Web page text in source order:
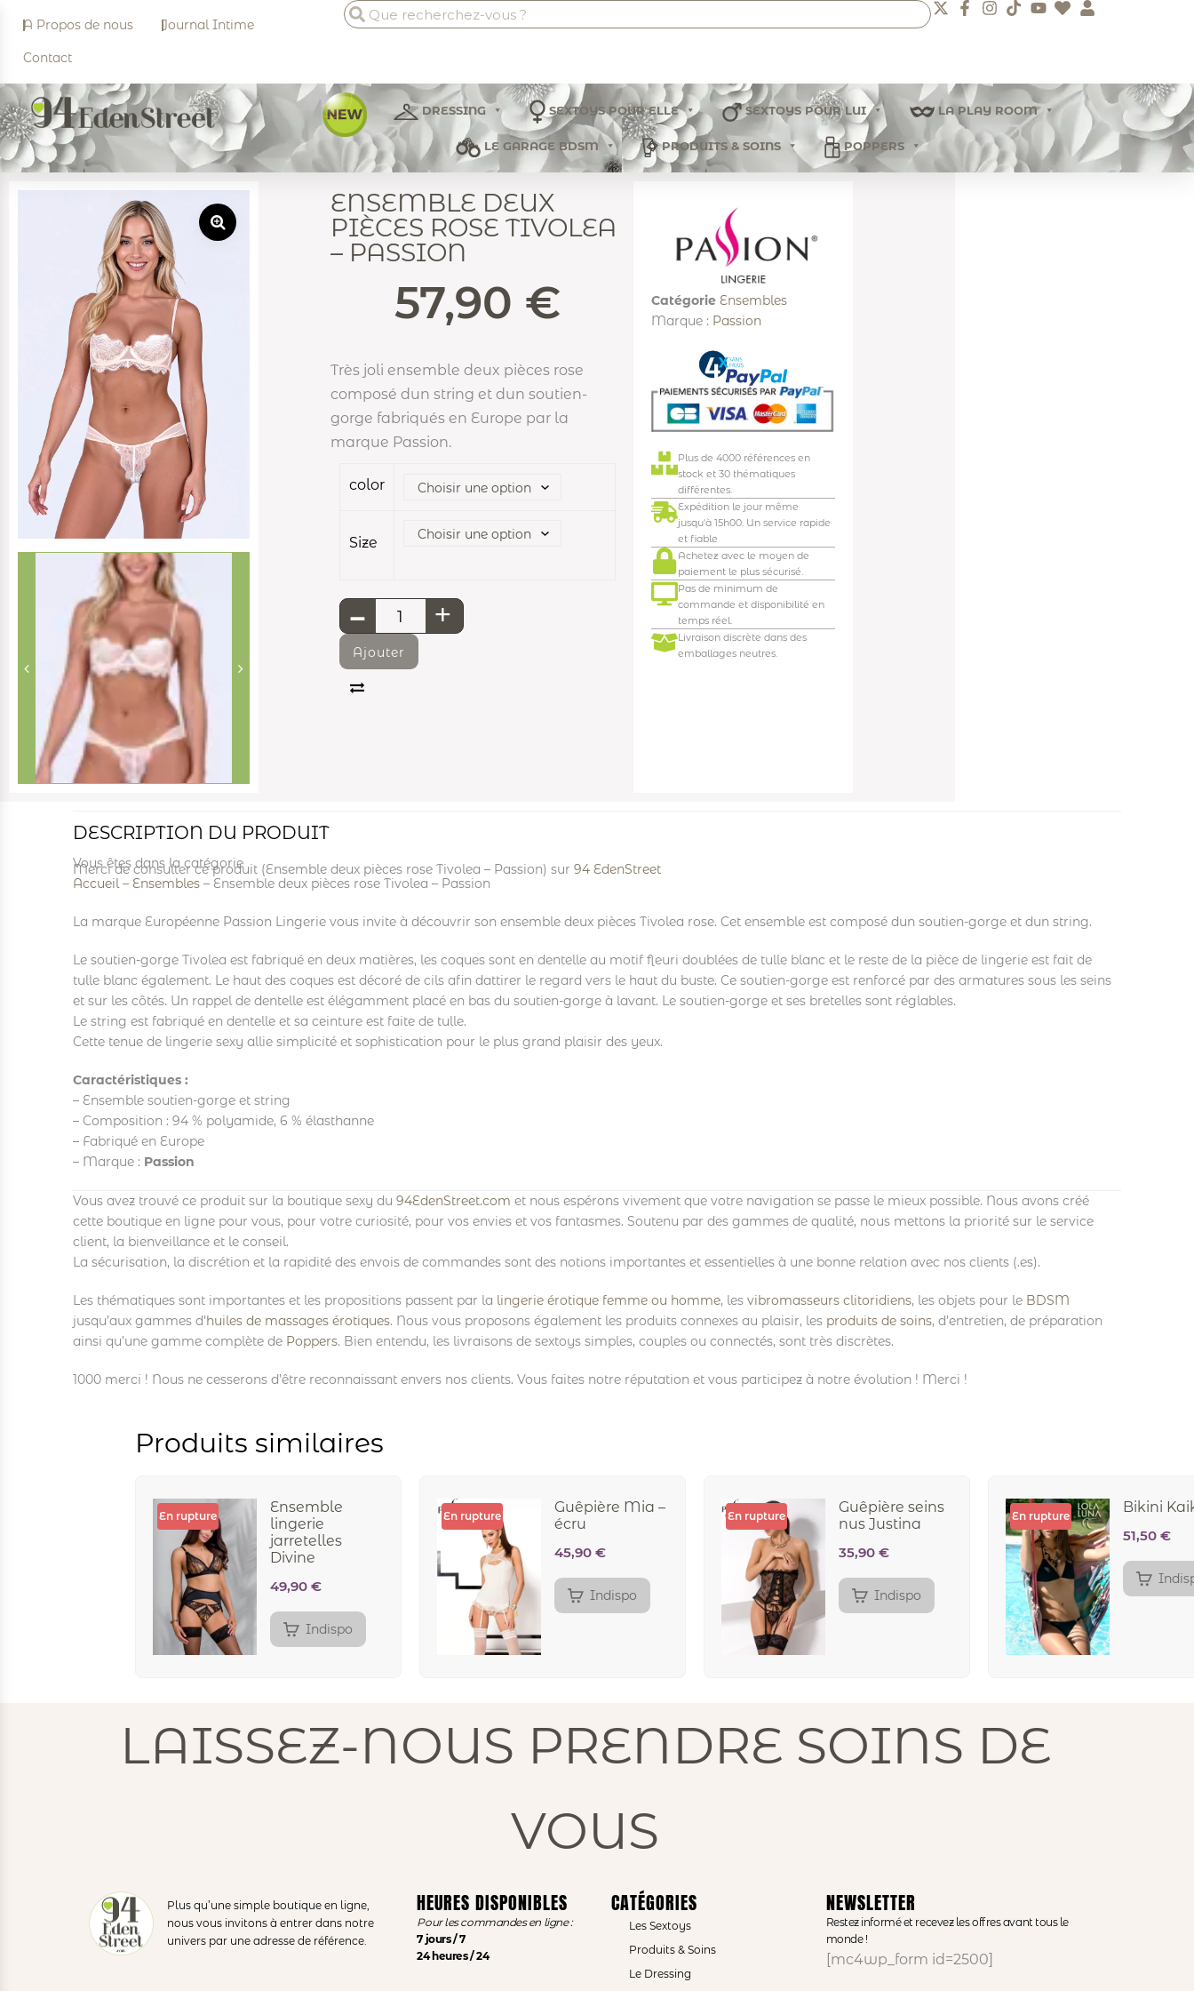
A Propos de nous Journal Intime
Contact
DRESSING SEXTOYS POUR ELLE SEXTOYS POUR LUI LA PLAY ROOM
LE GARAGE BDSM PRODUITS & SOINS POPPERS
ENSEMBLE DEUX
PIÈCES ROSE TIVOLEA
– PASSION
57,90 €
Très joli ensemble deux pièces rose
composé dun string et dun soutien-
gorge fabriqués en Europe par la
marque Passion.
color
Size
- +
Ajouter
Catégorie Ensembles
Marque : Passion
Plus de 4000 références en
stock et 30 thématiques
différentes.
Expédition le jour même
jusqu'à 15h00. Un service rapide
et fiable
Achetez avec le moyen de
paiement le plus sécurisé.
Pas de minimum de
commande et disponibilité en
temps réel.
Livraison discrète dans des
emballages neutres.
DESCRIPTION DU PRODUIT
Merci de consulter ce produit (Ensemble deux pièces rose Tivolea – Passion) sur 94 EdenStreet
Vous êtes dans la catégorie
Accueil– Ensembles – Ensemble deux pièces rose Tivolea – Passion
La marque Européenne Passion Lingerie vous invite à découvrir son ensemble deux pièces Tivolea rose. Cet ensemble est composé dun soutien-gorge et dun string.
Le soutien-gorge Tivolea est fabriqué en deux matières, les coques sont en dentelle au motif fleuri doublées de tulle blanc et le reste de la pièce de lingerie est fait de
tulle blanc également. Le haut des coques est décoré de cils afin dattirer le regard vers le haut du buste. Ce soutien-gorge est renforcé par des armatures sous les seins
et sur les côtés. Un rappel de dentelle est élégamment placé en bas du soutien-gorge à lavant. Le soutien-gorge et ses bretelles sont réglables.
Le string est fabriqué en dentelle et sa ceinture est faite de tulle.
Cette tenue de lingerie sexy allie simplicité et sophistication pour le plus grand plaisir des yeux.
Caractéristiques :
– Ensemble soutien-gorge et string
– Composition : 94 % polyamide, 6 % élasthanne
– Fabriqué en Europe
– Marque : Passion
Vous avez trouvé ce produit sur la boutique sexy du 94EdenStreet.com et nous espérons vivement que votre navigation se passe le mieux possible. Nous avons créé
cette boutique en ligne pour vous, pour votre curiosité, pour vos envies et vos fantasmes. Soutenu par des gammes de qualité, nous mettons la priorité sur le service
client, la bienveillance et le conseil.
La sécurisation, la discrétion et la rapidité des envois de commandes sont des notions importantes et essentielles à une bonne relation avec nos clients (.es).
Les thématiques sont importantes et les propositions passent par la lingerie érotique femme ou homme, les vibromasseurs clitoridiens, les objets pour le BDSM
jusqu’aux gammes d’huiles de massages érotiques. Nous vous proposons également les produits connexes au plaisir, les produits de soins, d’entretien, de préparation
ainsi qu’une gamme complète de Poppers. Bien entendu, les livraisons de sextoys simples, couples ou connectés, sont très discrètes.
1000 merci ! Nous ne cesserons d’être reconnaissant envers nos clients. Vous faites notre réputation et vous participez à notre évolution ! Merci !
Produits similaires
En rupture
Ensemble
lingerie
jarretelles
Divine
49,90€
Indispo
En rupture
Guêpière Mia –
écru
45,90€
Indispo
En rupture
Guêpière seins
nus Justina
35,90€
Indispo
En rupture
Bikini
51,50€
LAISSEZ-NOUS PRENDRE SOINS DE
VOUS
Plus qu’une simple boutique en ligne,
nous vous invitons à entrer dans notre
univers par une adresse de référence.
HEURES DISPONIBLES
Pour les commandes en ligne :
7 jours / 7
24 heures / 24
CATÉGORIES
Les Sextoys
Produits & Soins
Le Dressing
NEWSLETTER
Restez informé et recevez les offres avant tous le
monde !
[mc4wp_form id=2500]